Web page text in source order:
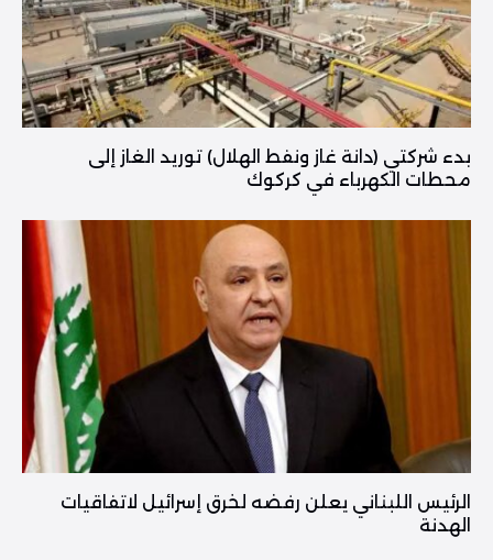
بدء شركتي (دانة غاز ونفط الهلال) توريد الغاز إلى
محطات الكهرباء في كركوك
الرئيس اللبناني يعلن رفضه لخرق إسرائيل لاتفاقيات
الهدنة